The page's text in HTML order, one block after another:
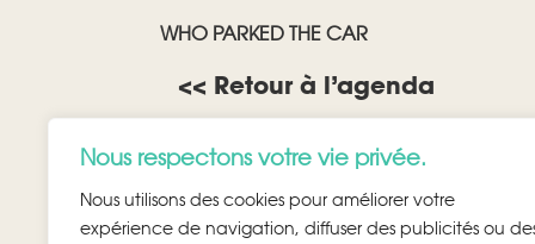
Nous respectons votre vie privée.
Nous utilisons des cookies pour améliorer votre
expérience de navigation, diffuser des publicités ou
WHO PARKED THE CAR
<< Retour à l’agenda